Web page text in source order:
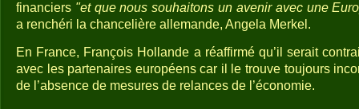
financiers "et que nous souhaitons un avenir avec une
a renchéri la chancelière allemande, Angela Merkel.
En France, François Hollande a réaffirmé qu’il serait
avec les partenaires européens car il le trouve toujours
de l’absence de mesures de relances de l’économie.